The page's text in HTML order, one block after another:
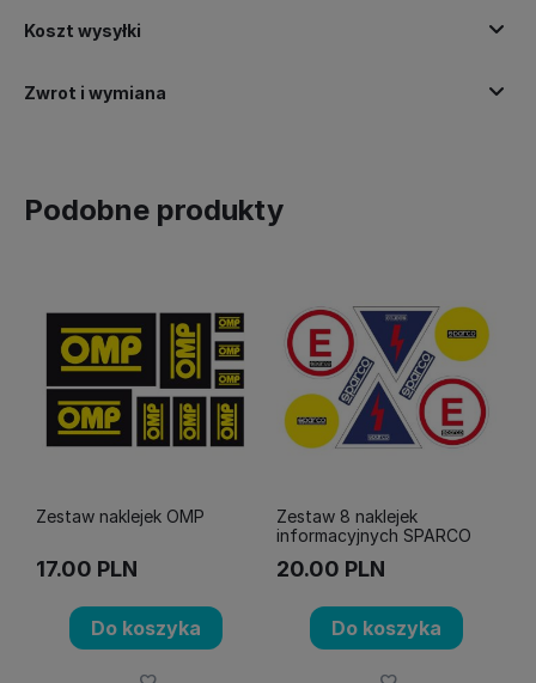
Koszt wysyłki
Zwrot i wymiana
Podobne produkty
Zestaw naklejek OMP
17.00 PLN
Do koszyka
Zestaw 8 naklejek
informacyjnych SPARCO
20.00 PLN
Do koszyka